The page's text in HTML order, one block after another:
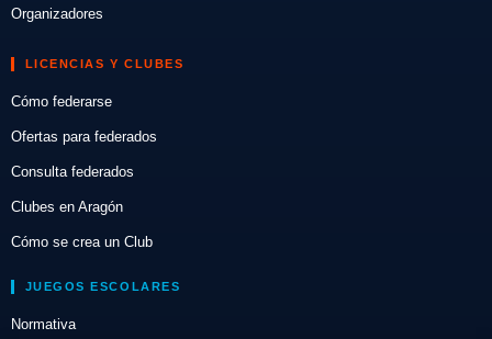
Organizadores
LICENCIAS Y CLUBES
Cómo federarse
Ofertas para federados
Consulta federados
Clubes en Aragón
Cómo se crea un Club
JUEGOS ESCOLARES
Normativa